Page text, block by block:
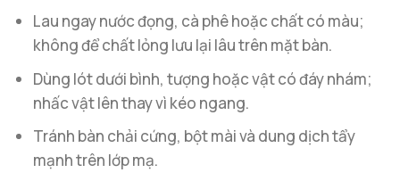
Lau ngay nước đọng, cà phê hoặc chất có màu;
không để chất lỏng lưu lại lâu trên mặt bàn.
Dùng lót dưới bình, tượng hoặc vật có đáy nhám;
nhấc vật lên thay vì kéo ngang.
Tránh bàn chải cứng, bột mài và dung dịch tẩy
mạnh trên lớp mạ.